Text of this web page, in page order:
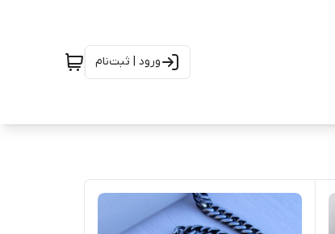
ورود | ثبت‌نام